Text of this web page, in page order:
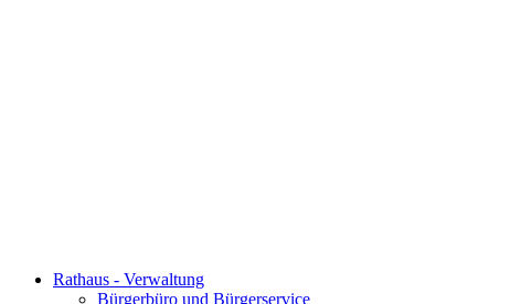
Rathaus - Verwaltung
Bürgerbüro und Bürgerservice